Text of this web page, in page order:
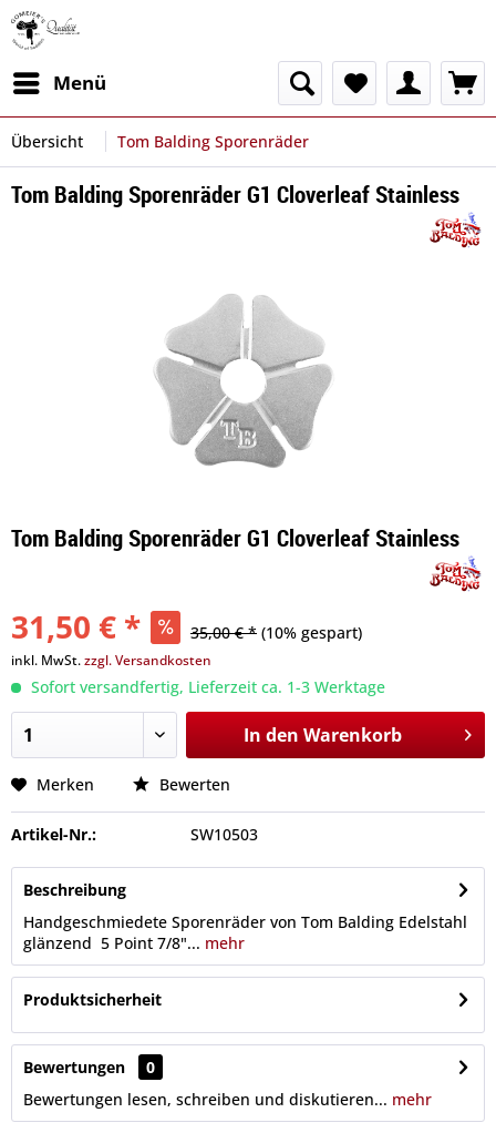
Menü
Übersicht Tom Balding Sporenräder
Tom Balding Sporenräder G1 Cloverleaf Stainless
Tom Balding Sporenräder G1 Cloverleaf Stainless
31,50 € * 35,00 € * (10% gespart)
inkl. MwSt.zzgl. Versandkosten
Sofort versandfertig, Lieferzeit ca. 1-3 Werktage
In den Warenkorb
Merken Bewerten
Artikel-Nr.: SW10503
Beschreibung
Handgeschmiedete Sporenräder von Tom Balding Edelstahl
glänzend 5 Point 7/8"... mehr
Produktsicherheit
Bewertungen
0
Bewertungen lesen, schreiben und diskutieren... mehr